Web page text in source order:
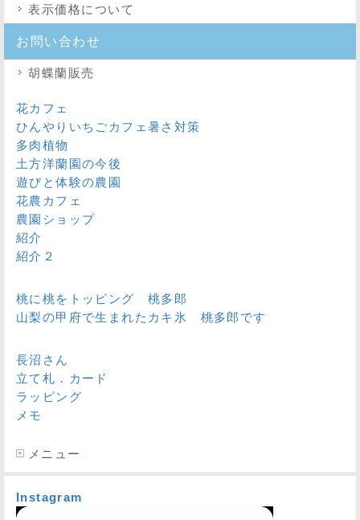
表示価格について
お問い合わせ
胡蝶蘭販売
花カフェ
ひんやりいちごカフェ暑さ対策
多肉植物
土方洋蘭園の今後
遊びと体験の農園
花農カフェ
農園ショップ
紹介
紹介２
桃に桃をトッピング 桃多郎
山梨の甲府で生まれたカキ氷 桃多郎です
長沼さん
立て札．カード
ラッピング
メモ
メニュー
Instagram